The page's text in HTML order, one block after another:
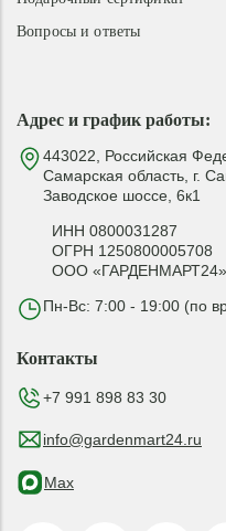
Адрес и график работы:
443022, Российская
Самарская область, г.
Заводское шоссе, 6к1
ИНН 0800031287
ОГРН 1250800005708
ООО «ГАРДЕНМАРТ24»
Пн-Вс: 7:00 - 19:00 (по
Вопросы и ответы
Контакты
+7 991 898 83 30
info@gardenmart24.ru
Max